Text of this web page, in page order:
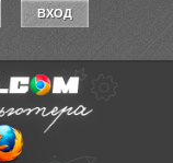
ВХОД